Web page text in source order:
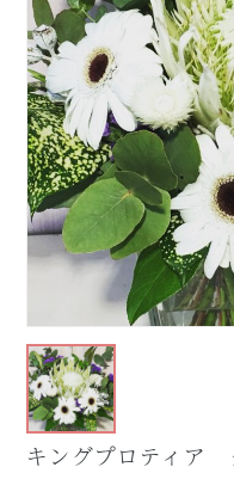
キングプロティア